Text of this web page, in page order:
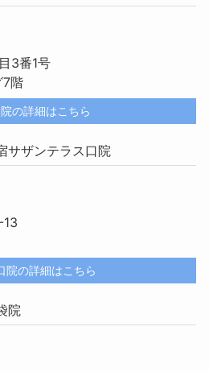
3番1号
7階
の詳細はこちら
サザンテラス口院
院の詳細はこちら
院